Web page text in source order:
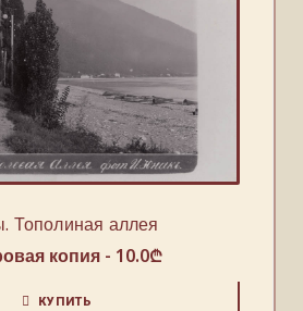
Тополиная аллея
копия - 10.0₾
КУПИТЬ